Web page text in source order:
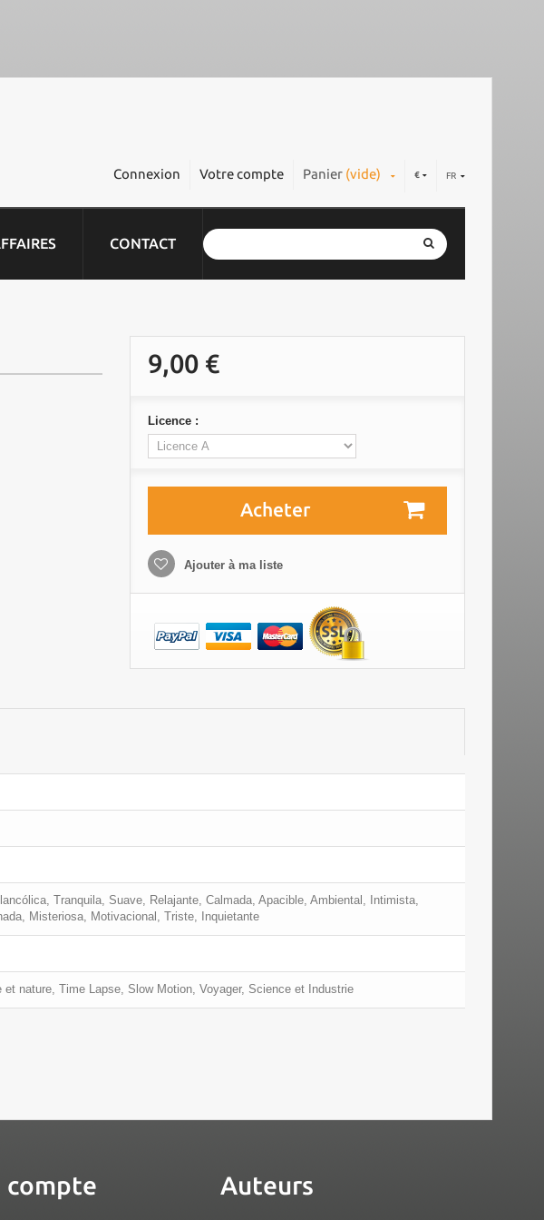
FR
€
Panier (vide)
Votre compte
Connexion
CONTACT
9,00 €
Licence :
Acheter
Ajouter à ma liste
Tranquila, Suave, Relajante, Calmada, Apacible, Ambiental, Intimista,
Misteriosa, Motivacional, Triste, Inquietante
nature, Time Lapse, Slow Motion, Voyager, Science et Industrie
compte Auteurs